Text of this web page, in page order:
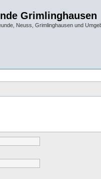
Grimlinghausen
Neuss, Grimlinghausen und